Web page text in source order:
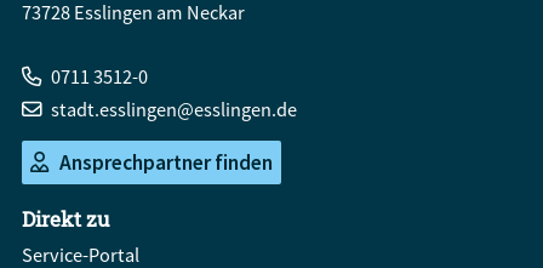
73728 Esslingen am Neckar
0711 3512-0
stadt.esslingen@esslingen.de
Ansprechpartner finden
Direkt zu
Service-Portal